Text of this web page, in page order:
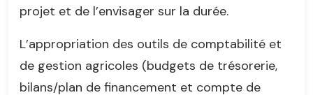
projet et de l’envisager sur la durée.
L’appropriation des outils de comptabilité et
de gestion agricoles (budgets de trésorerie,
bilans/plan de financement et compte de